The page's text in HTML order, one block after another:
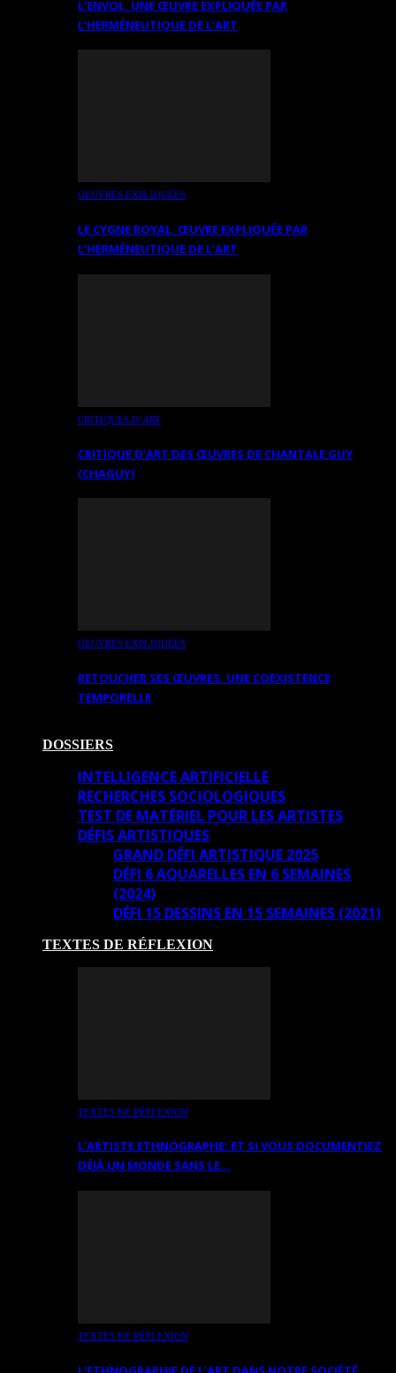
L’ENVOL, UNE ŒUVRE EXPLIQUÉE PAR
L’HERMÉNEUTIQUE DE L’ART
OEUVRES EXPLIQUÉES
LE CYGNE ROYAL. ŒUVRE EXPLIQUÉE PAR
L’HERMÉNEUTIQUE DE L’ART
CRITIQUES D’ART
CRITIQUE D’ART DES ŒUVRES DE CHANTALE GUY
(CHAGUY)
OEUVRES EXPLIQUÉES
RETOUCHER SES ŒUVRES. UNE COEXISTENCE
TEMPORELLE
DOSSIERS
INTELLIGENCE ARTIFICIELLE
RECHERCHES SOCIOLOGIQUES
TEST DE MATÉRIEL POUR LES ARTISTES
DÉFIS ARTISTIQUES
GRAND DÉFI ARTISTIQUE 2025
DÉFI 6 AQUARELLES EN 6 SEMAINES
(2024)
DÉFI 15 DESSINS EN 15 SEMAINES (2021)
TEXTES DE RÉFLEXION
TEXTES DE RÉFLEXION
L’ARTISTE ETHNOGRAPHE: ET SI VOUS DOCUMENTIEZ
DÉJÀ UN MONDE SANS LE…
TEXTES DE RÉFLEXION